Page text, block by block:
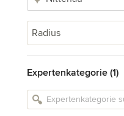
Radius
Expertenkategorie (1)